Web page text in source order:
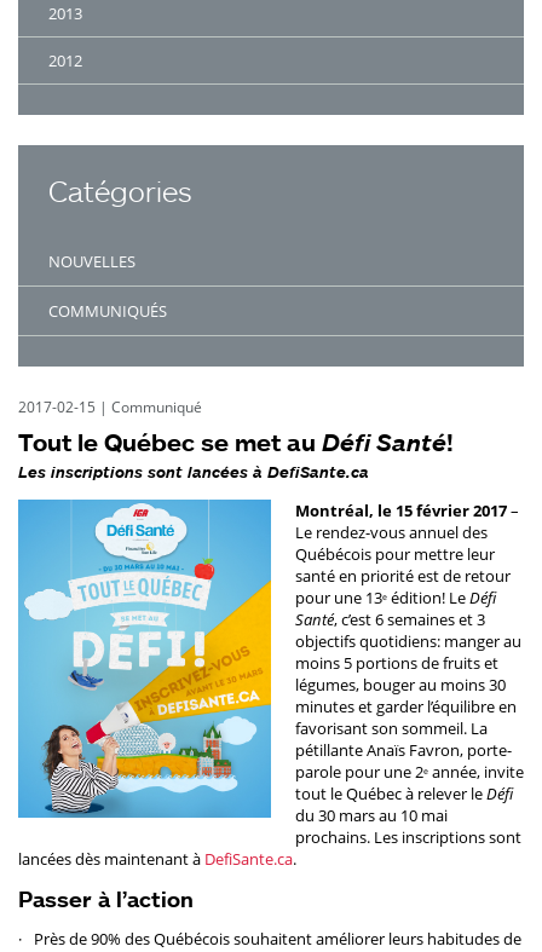
2013
2012
Catégories
NOUVELLES
COMMUNIQUÉS
2017-02-15 | Communiqué
Tout le Québec se met au Défi Santé!
Les inscriptions sont lancées à DefiSante.ca
Montréal, le 15 février 2017–
Le rendez-vous annuel des
Québécois pour mettre leur
santé en priorité est de retour
pour une 13e édition! LeDéfi
Santé, c’est 6 semaines et 3
objectifs quotidiens: manger au
moins 5 portions de fruits et
légumes, bouger au moins 30
minutes et garder l’équilibre en
favorisant son sommeil. La
pétillante Anaïs Favron, porte-
parole pour une 2e année, invite
tout le Québec à relever leDéfi
du 30 mars au 10 mai
prochains. Les inscriptions sont
lancées dès maintenant à DefiSante.ca.
Passer à l’action
Près de 90% des Québécois souhaitent améliorer leurs habitudes de